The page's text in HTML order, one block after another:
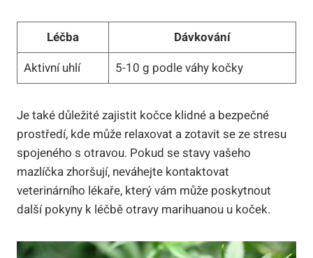
Léčba
Dávkování
Aktivní uhlí
5-10 g podle váhy kočky
Je také důležité zajistit kočce klidné a bezpečné
prostředí, kde může relaxovat a zotavit se ze stresu
spojeného s otravou. Pokud se stavy vašeho
mazlíčka zhoršují, neváhejte kontaktovat
veterinárního lékaře, který vám může poskytnout
další pokyny k léčbě otravy marihuanou u koček.